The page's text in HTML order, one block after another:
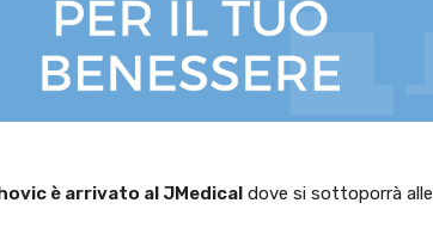
è arrivato al JMedical dove si sottoporrà alle